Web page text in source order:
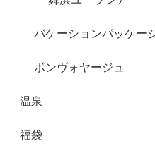
バケーションパッケー
ボンヴォヤージュ
温泉
福袋